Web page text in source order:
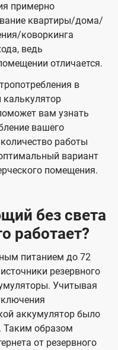
примерно
квартиры/дома/
коворкинга
ведь
отличается.
в
вам узнать
вашего
работы
вариант
помещения.
без света
работает?
питанием до 72
резервного
Учитывая
аккумулятор было
Таким образом
от резервного